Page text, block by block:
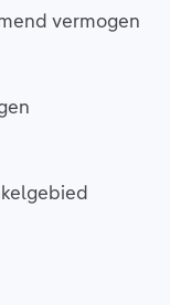
vermogen